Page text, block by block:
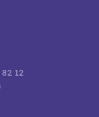
12